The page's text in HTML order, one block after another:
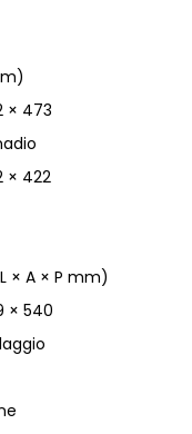
× 473
× 422
× A × P mm)
× 540